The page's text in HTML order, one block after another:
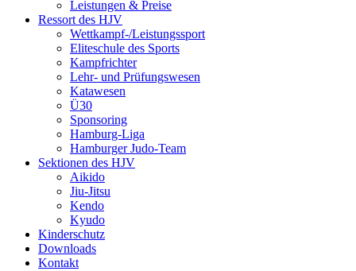
Leistungen & Preise
Ressort des HJV
Wettkampf-/Leistungssport
Eliteschule des Sports
Kampfrichter
Lehr- und Prüfungswesen
Katawesen
Ü30
Sponsoring
Hamburg-Liga
Hamburger Judo-Team
Sektionen des HJV
Aikido
Jiu-Jitsu
Kendo
Kyudo
Kinderschutz
Downloads
Kontakt